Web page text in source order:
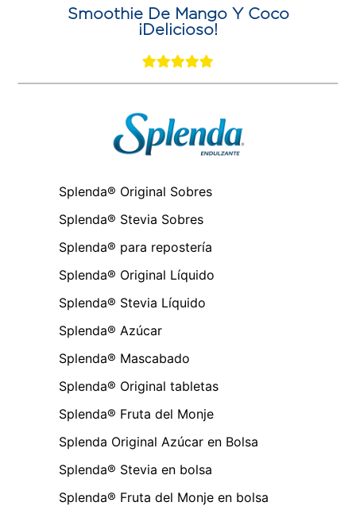
Smoothie De Mango Y Coco
¡Delicioso!
Splenda® Original Sobres
Splenda® Stevia Sobres
Splenda® para repostería
Splenda® Original Líquido
Splenda® Stevia Líquido
Splenda® Azúcar
Splenda® Mascabado
Splenda® Original tabletas
Splenda® Fruta del Monje
Splenda Original Azúcar en Bolsa
Splenda® Stevia en bolsa
Splenda® Fruta del Monje en bolsa